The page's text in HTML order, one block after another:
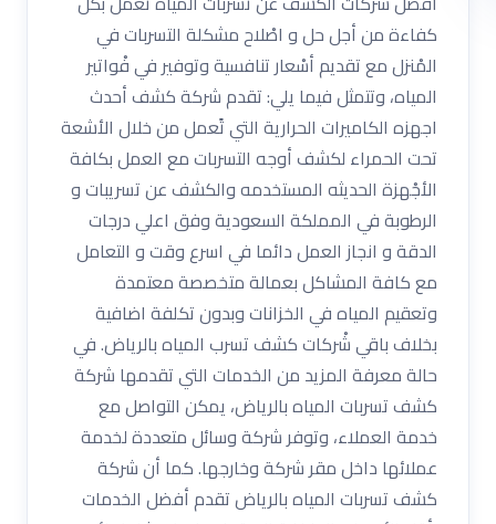
كفاءة من أجل حل و اصْلاح مشكلة التسربات في
المْنزل مع تقديم أسْعار تنافسية وتوفير في فْواتير
المياه، وتتمثل فيما يلي: تقدم شركة كشف أحدث
اجهزه الكاميرات الحرارية التي تًعمل من خلال الأشعة
تحت الحمراء لكشف أوجه التسربات مع العمل بكافة
الأجْهزة الحديثه المستخدمه والكشف عن تسريبات و
الرطوبة في المملكة السعودية وفق اعلي درجات
الدقة و انجاز العمل دائما في اسرع وقت و التعامل
مع كافة المشاكل بعمالة متخصصة معتمدة
وتعقيم المياه في الخزانات وبدون تكلفة اضافية
بخلاف باقي شْركات كشف تسرب المياه بالرياض. في
حالة معرفة المزيد من الخدمات التي تقدمها شركة
كشف تسربات المياه بالرياض، يمكن التواصل مع
خدمة العملاء، وتوفر شركة وسائل متعددة لخدمة
عملائها داخل مقر شركة وخارجها. كما أن شركة
كشف تسربات المياه بالرياض تقدم أفضل الخدمات